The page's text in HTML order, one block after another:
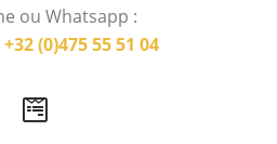
ou Whatsapp :
+32 (0)475 55 51 04